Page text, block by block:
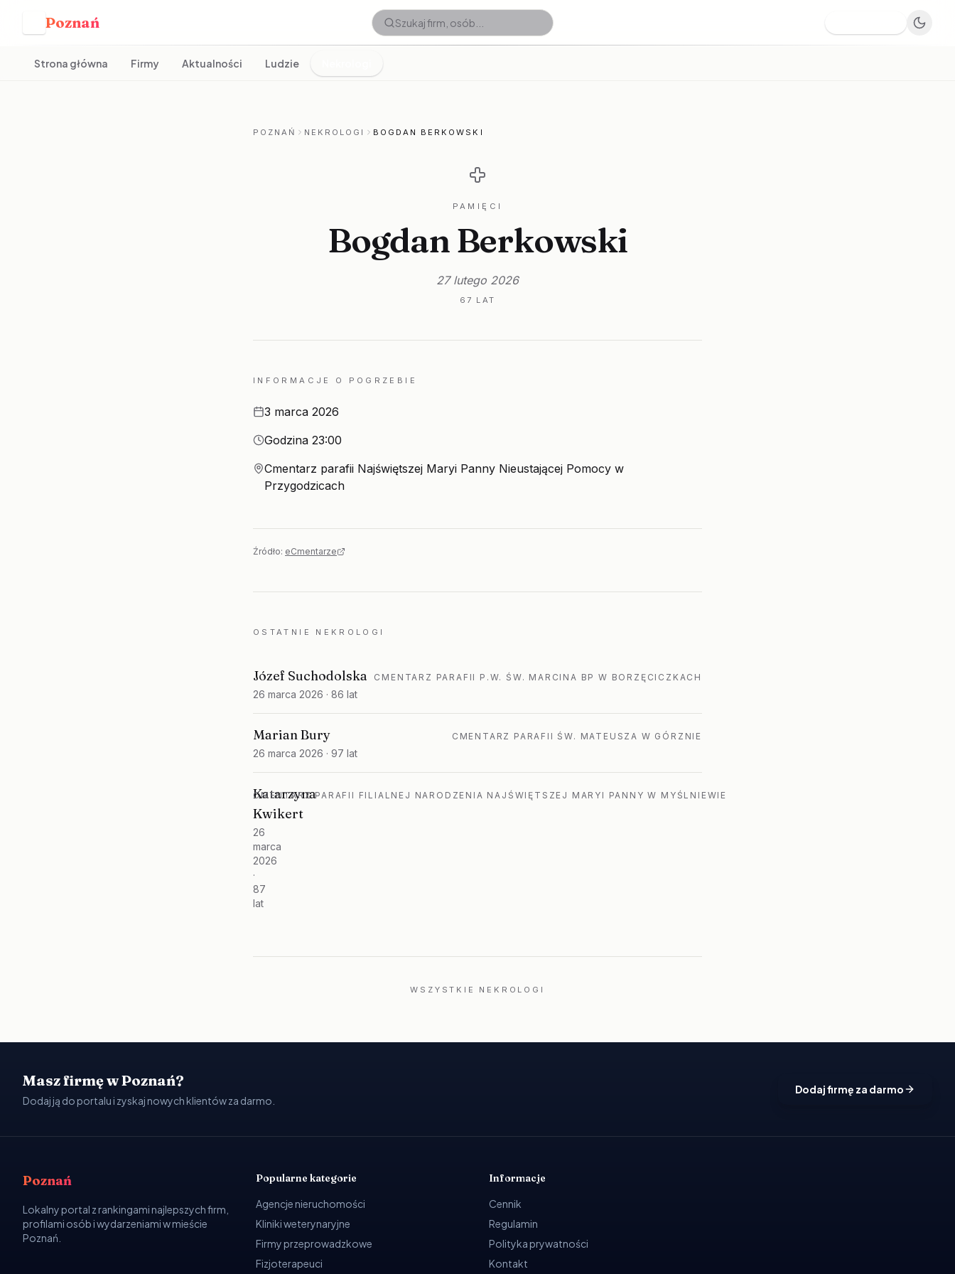
Poznań
Strona główna Firmy Aktualności Ludzie
POZNAŃ NEKROLOGI BOGDAN BERKOWSKI
PAMIĘCI
Bogdan Berkowski
27 lutego 2026
67 LAT
INFORMACJE O POGRZEBIE
Data
3 marca 2026
Godzina
Godzina 23:00
Miejsce
Cmentarz parafii Najświętszej Maryi Panny Nieustającej Pomocy w
Przygodzicach
Źródło: eCmentarze
OSTATNIE NEKROLOGI
Józef Suchodolska
26 marca 2026 · 86 lat
CMENTARZ PARAFII P.W. ŚW. MARCINA BP W BORZĘCICZKACH
Marian Bury
26 marca 2026 · 97 lat
CMENTARZ PARAFII ŚW. MATEUSZA W GÓRZNIE
Katarzyna
Kwikert
26
marca
2026
·
87
lat
CMENTARZ PARAFII FILIALNEJ NARODZENIA NAJŚWIĘTSZEJ MARYI PANNY W MYŚLNIEWIE
WSZYSTKIE NEKROLOGI
Masz firmę w Poznań?
Dodaj ją do portalu i zyskaj nowych klientów za darmo.
Dodaj firmę za darmo
Poznań
Lokalny portal z rankingami najlepszych firm,
profilami osób i wydarzeniami w mieście
Poznań.
Popularne kategorie
Agencje nieruchomości
Kliniki weterynaryjne
Firmy przeprowadzkowe
Fizjoterapeuci
Informacje
Cennik
Regulamin
Polityka prywatności
Kontakt